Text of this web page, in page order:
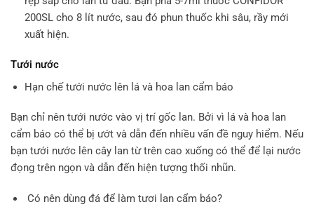
200SL cho 8 lít nước, sau đó phun thuốc khi sâu, rầy mới
xuất hiện.
Tưới nước
Hạn chế tưới nước lên lá và hoa lan cẩm báo
Bạn chỉ nên tưới nước vào vị trí gốc lan. Bởi vì lá và hoa lan
cẩm báo có thể bị ướt và dẫn đến nhiều vấn đề nguy hiểm. Nếu
bạn tưới nước lên cây lan từ trên cao xuống có thể để lại nước
đọng trên ngọn và dẫn đến hiện tượng thối nhũn.
Có nên dùng đá để làm tươi lan cẩm báo?